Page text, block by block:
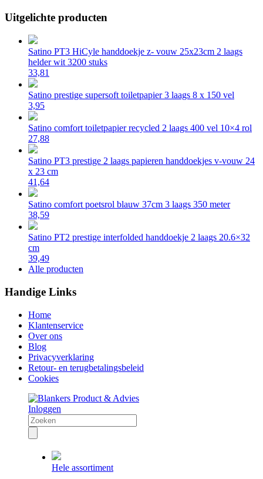
Uitgelichte producten
Satino PT3 HiCyle handdoekje z- vouw 25x23cm 2 laags
helder wit 3200 stuks
33,81
Satino prestige supersoft toiletpapier 3 laags 8 x 150 vel
3,95
Satino comfort toiletpapier recycled 2 laags 400 vel 10×4 rol
27,88
Satino PT3 prestige 2 laags papieren handdoekjes v-vouw 24
x 23 cm
41,64
Satino comfort poetsrol blauw 37cm 3 laags 350 meter
38,59
Satino PT2 prestige interfolded handdoekje 2 laags 20.6×32
cm
39,49
Alle producten
Handige Links
Home
Klantenservice
Over ons
Blog
Privacyverklaring
Retour- en terugbetalingsbeleid
Cookies
Inloggen
Hele assortiment